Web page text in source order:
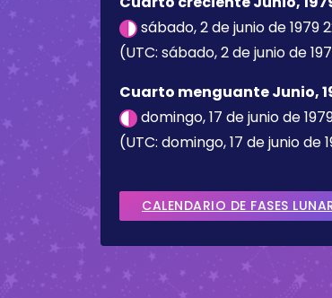
sábado, 2 de junio de 1979
(UTC: sábado, 2 de junio de
Cuarto menguante Junio,
domingo, 17 de junio de
(UTC: domingo, 17 de junio de
CALENDARIO DE FASES